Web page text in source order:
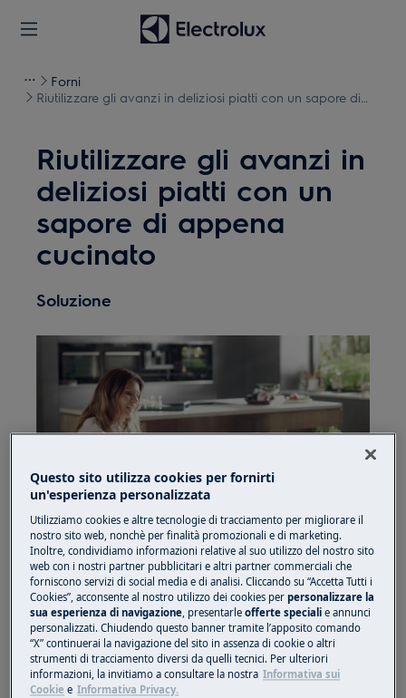
Forni
Riutilizzare gli avanzi in deliziosi piatti con un sapore di
Riutilizzare gli avanzi in
deliziosi piatti con un
sapore di appena
cucinato
Soluzione
Grazie a Steam Regeneration i tuoi avanzi
verranno chiamati con molti nomi... come
gustoso, squisito e delizioso!
Comprendiamo perfettamente che quando si
tratta di mangiare gli avanzi, è qualcosa che di
solito non ti entusiasma. Quando l'hai mangiato
per la prima volta, era tutto ciò che il tuo palato
sognava. Ma ora è la cucina di ieri... Cosa
accadrebbe se potessi rendere il tuo cibo di ieri,
buono come quando l'hai mangiato la prima
Questo sito utilizza cookies per fornirti
un'esperienza personalizzata
Utilizziamo cookies e altre tecnologie di tracciamento per migliorare il
nostro sito web, nonchè per finalità promozionali e di marketing.
Inoltre, condividiamo informazioni relative al suo utilizzo del nostro sito
web con i nostri partner pubblicitari e altri partner commerciali che
forniscono servizi di social media e di analisi. Cliccando su “Accetta Tutti i
Cookies”, acconsente al nostro utilizzo dei cookies perpersonalizzare la
sua esperienza di navigazione, presentarleofferte speciali e annunci
personalizzati. Chiudendo questo banner tramite l’apposito comando
“X” continuerai la navigazione del sito in assenza di cookie o altri
strumenti di tracciamento diversi da quelli tecnici. Per ulteriori
informazioni, la invitiamo a consultare la nostra Informativa sui
Cookie e Informativa Privacy.